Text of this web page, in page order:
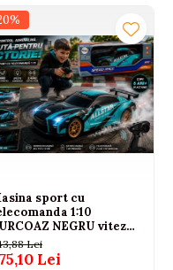
M Hybrid V8
sport cu
1:10
NEGRU viteza
km/h, baieti, 6 ani+
Lei
Lei